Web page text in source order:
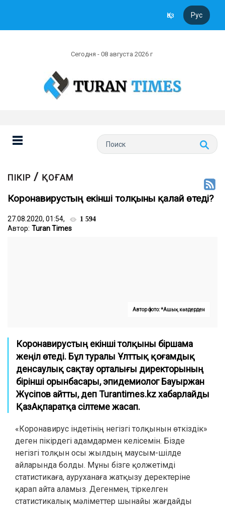
Қаз Рус
Сегодня - 08 августа 2026 г
ПІКІР / ҚОҒАМ
Коронавирустың екінші толқыны қалай өтеді?
27.08.2020, 01:54, 1 594
Автор: Turan Times
Автор фото: *Ашық көздерден
Коронавирустың екінші толқыны біршама
жеңіл өтеді. Бұл туралы Ұлттық қоғамдық
денсаулық сақтау орталығы директорының
бірінші орынбасары, эпидемиолог Бауыржан
Жүсіпов айтты, депTurantimes.kzхабарлайды
ҚазАқпаратқа сілтеме жасап.
«Коронавирус індетінің негізгі толқынын өткіздік»
деген пікірдегі адамдармен келісемін. Бізде
негізгі толқын осы жылдың маусым-шілде
айларында болды. Мұны бізге қолжетімді
статистикаға, ауруханаға жатқызу деректеріне
қарап айта аламыз. Дегенмен, тіркелген
статистикалық мәліметтер шынайы жағдайды